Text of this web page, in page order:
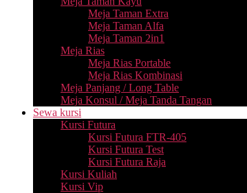
Meja Taman Extra
Meja Taman Alfa
Meja Taman 2in1
Meja Rias
Meja Rias Portable
Meja Rias Kombinasi
Meja Panjang / Long Table
Meja Konsul / Meja Tanda Tangan
Sewa kursi
Kursi Futura
Kursi Futura FTR-405
Kursi Futura Test
Kursi Futura Raja
Kursi Kuliah
Kursi Vip